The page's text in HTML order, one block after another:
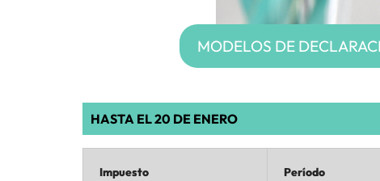
MODELOS DE
HASTA EL 20 DE ENERO
Impuesto Período